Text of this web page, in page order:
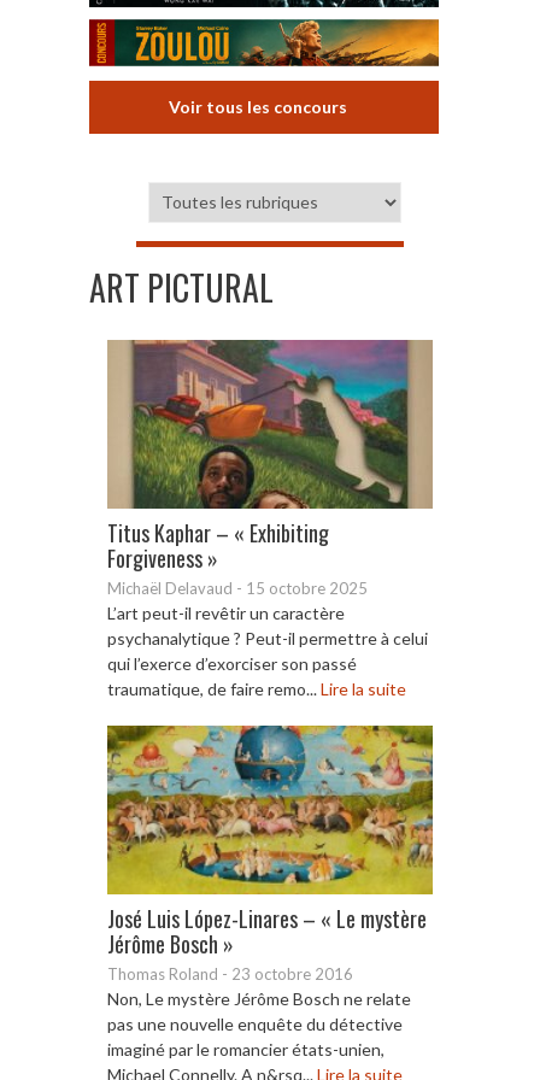
Voir tous les concours
ART PICTURAL
Titus Kaphar – « Exhibiting
Forgiveness »
Michaël Delavaud - 15 octobre 2025
L’art peut-il revêtir un caractère
psychanalytique ? Peut-il permettre à celui
qui l’exerce d’exorciser son passé
traumatique, de faire remo...Lire la suite
José Luis López-Linares – « Le mystère
Jérôme Bosch »
Thomas Roland - 23 octobre 2016
Non, Le mystère Jérôme Bosch ne relate
pas une nouvelle enquête du détective
imaginé par le romancier états-unien,
Michael Connelly. A n&rsq...Lire la suite